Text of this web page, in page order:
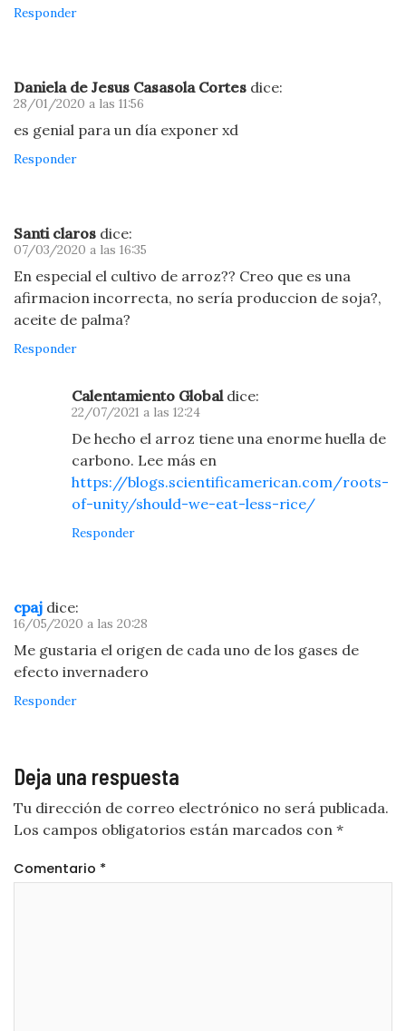
Responder
Daniela de Jesus Casasola Cortes dice:
28/01/2020 a las 11:56
es genial para un día exponer xd
Responder
Santi claros dice:
07/03/2020 a las 16:35
En especial el cultivo de arroz?? Creo que es una
afirmacion incorrecta, no sería produccion de soja?,
aceite de palma?
Responder
Calentamiento Global dice:
22/07/2021 a las 12:24
De hecho el arroz tiene una enorme huella de
carbono. Lee más en
https://blogs.scientificamerican.com/roots-
of-unity/should-we-eat-less-rice/
Responder
cpaj dice:
16/05/2020 a las 20:28
Me gustaria el origen de cada uno de los gases de
efecto invernadero
Responder
Deja una respuesta
Tu dirección de correo electrónico no será publicada.
Los campos obligatorios están marcados con *
Comentario *